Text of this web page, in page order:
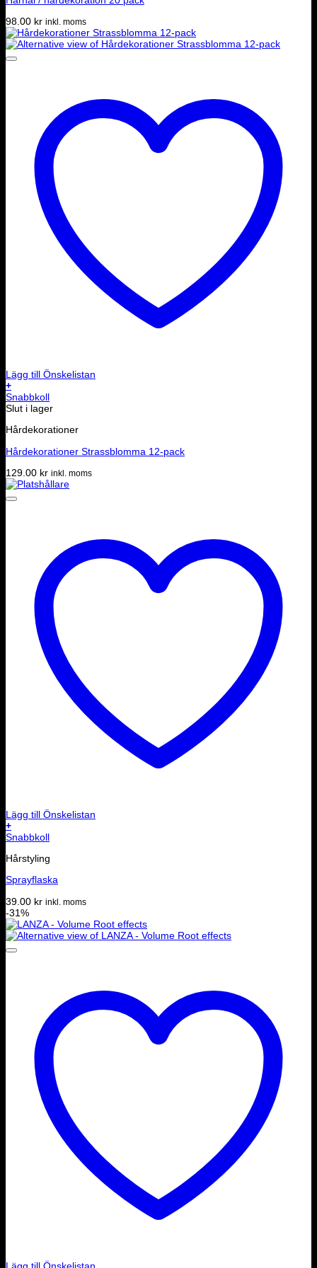
98.00 kr inkl. moms
Lägg till Önskelistan
+
Snabbkoll
Slut i lager
Hårdekorationer
Hårdekorationer Strassblomma 12-pack
129.00 kr inkl. moms
Lägg till Önskelistan
+
Snabbkoll
Hårstyling
Sprayflaska
39.00 kr inkl. moms
-31%
Lägg till Önskelistan